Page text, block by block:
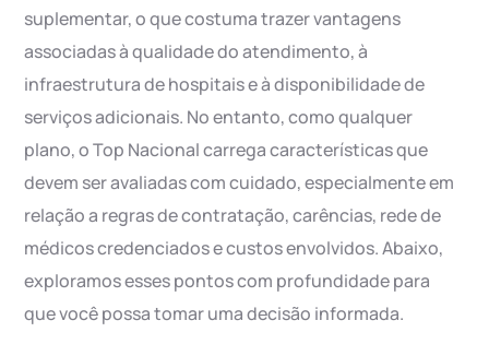
suplementar, o que costuma trazer vantagens
associadas à qualidade do atendimento, à
infraestrutura de hospitais e à disponibilidade de
serviços adicionais. No entanto, como qualquer
plano, o Top Nacional carrega características que
devem ser avaliadas com cuidado, especialmente em
relação a regras de contratação, carências, rede de
médicos credenciados e custos envolvidos. Abaixo,
exploramos esses pontos com profundidade para
que você possa tomar uma decisão informada.